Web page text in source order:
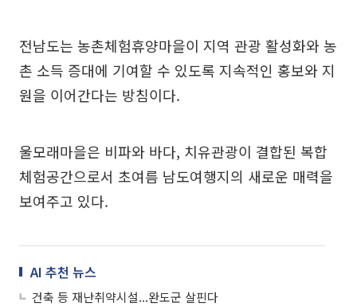
전남도는 농촌체험휴양마을이 지역 관광 활성화와 농
촌 소득 증대에 기여할 수 있도록 지속적인 홍보와 지
원을 이어간다는 방침이다.
울모래마을은 비파와 바다, 치유관광이 결합된 복합
체험공간으로서 초여름 남도여행지의 새로운 매력을
보여주고 있다.
AI 추천 뉴스
건축 등 재난취약시설...완도군 살핀다